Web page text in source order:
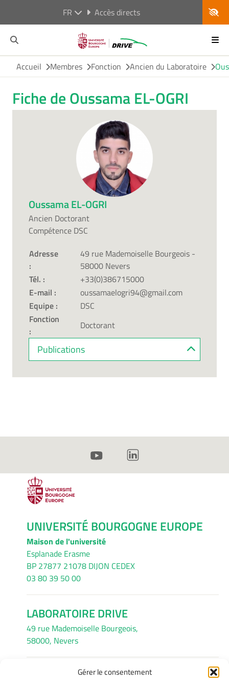
Gérer le consentement
FR Accès directs
Accueil Membres Fonction Ancien du Laboratoire
Fiche de Oussama EL-OGRI
Oussama EL-OGRI
Ancien Doctorant
Compétence DSC
Adresse
:
49 rue Mademoiselle Bourgeois -
58000 Nevers
Tél. :
+33(0)386715000
E-mail :
oussamaelogri94@gmail.com
Equipe :
DSC
Fonction
:
Doctorant
Publications
UNIVERSITÉ BOURGOGNE EUROPE
Maison de l'université
Esplanade Erasme
BP 27877 21078 DIJON CEDEX
03 80 39 50 00
LABORATOIRE DRIVE
49 rue Mademoiselle Bourgeois,
58000, Nevers